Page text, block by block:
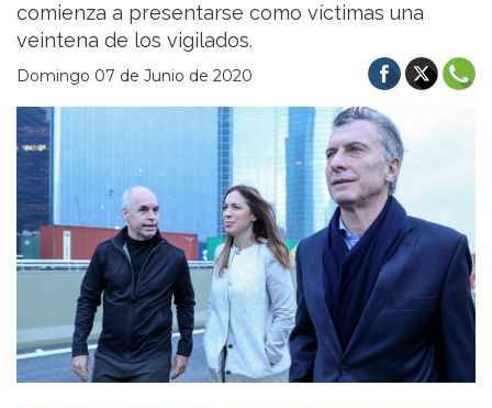
comienza a presentarse como víctimas una
veintena de los vigilados.
Domingo 07 de Junio de 2020